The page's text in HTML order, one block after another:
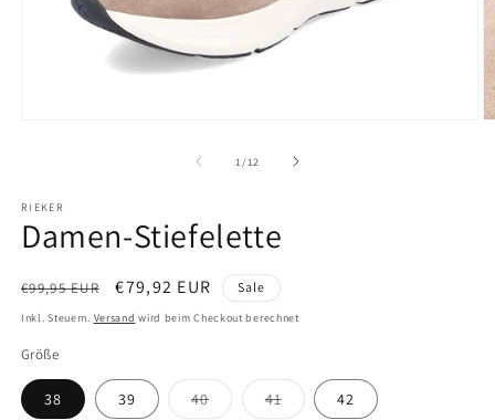
1/von
12
RIEKER
Damen-Stiefelette
Normaler
Preis
€99,95 EUR Verkaufspreis
€79,92 EUR Sale
Inkl. Steuern. Versand wird beim Checkout berechnet
Größe
38 39 40Variante
ausverkauft
41Variante
ausverkauft
42